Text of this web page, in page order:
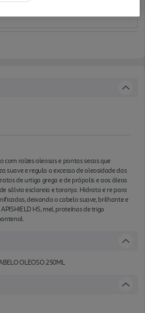
com raízes oleosas e pontas secas que
suave e regula o excesso de oleosidade das
de urtiga grega e de própolis e aos óleos
sálvia esclareia e toranja. Hidrata e re para
deixando o cabelo suave, brilhante e
HS, mel, proteínas de trigo
OLEOSO 250ML